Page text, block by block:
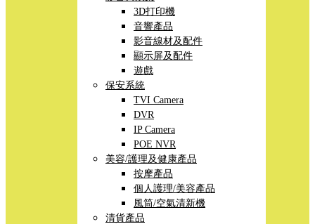
3D打印機
音響產品
影音線材及配件
顯示屏及配件
遊戲
保安系統
TVI Camera
DVR
IP Camera
POE NVR
美容/護理及健康產品
按摩產品
個人護理/美容產品
風筒/空氣清新機
清貨產品